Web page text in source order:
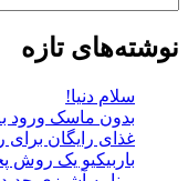
نوشته‌های تازه
سلام دنیا!
بدون ماسک ورود
غذای رایگان برای
باربیکیو یک